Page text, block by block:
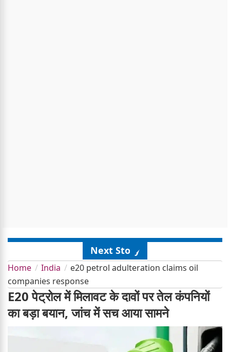
Next Story
Home India
e20 petrol adulteration claims oil
companies response
E20 पेट्रोल में मिलावट के दावों पर तेल कंपनियों
का बड़ा बयान, जांच में सच आया सामने